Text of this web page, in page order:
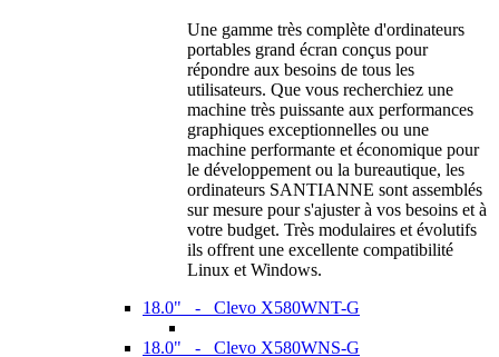
Une gamme très complète d'ordinateurs
portables grand écran conçus pour
répondre aux besoins de tous les
utilisateurs. Que vous recherchiez une
machine très puissante aux performances
graphiques exceptionnelles ou une
machine performante et économique pour
le développement ou la bureautique, les
ordinateurs SANTIANNE sont assemblés
sur mesure pour s'ajuster à vos besoins et à
votre budget. Très modulaires et évolutifs
ils offrent une excellente compatibilité
Linux et Windows.
18.0" - Clevo X580WNT-G
18.0" - Clevo X580WNS-G